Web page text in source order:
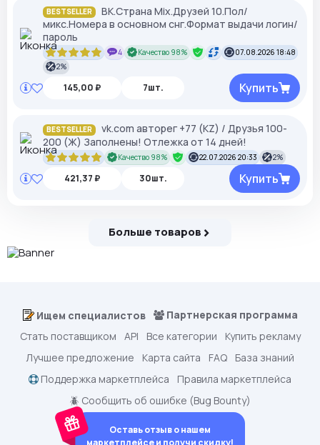
BESTSELLER
ВК.Страна Mix.Друзей 10.Пол/
микс.Номера в основном снг.Формат выдачи логин/
пароль
4 Качество 98%
07.08.2026 18:48
2%
145,00 ₽ 7шт. Купить
BESTSELLER
vk.com авторег +77 (KZ) / Друзья 100-
200 (Ж) Заполнены! Отлежка от 14 дней!
Качество 98% 22.07.2026 20:33 2%
421,37 ₽ 30шт. Купить
Больше товаров
Ищем специалистов
Партнерская программа
Стать поставщиком
API Все категории
Купить рекламу
Лучшее предложение
Карта сайта FAQ
База знаний
Поддержка маркетплейса
Правила маркетплейса
🪲 Сообщить об ошибке (Bug Bounty)
Оставь отзыв о нашем